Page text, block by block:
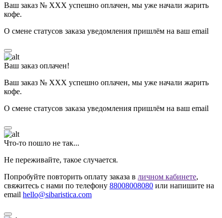
Ваш заказ № ХХХ успешно оплачен, мы уже начали жарить
кофе.
О смене статусов заказа уведомления пришлём на ваш email
Ваш заказ оплачен!
Ваш заказ № ХХХ успешно оплачен, мы уже начали жарить
кофе.
О смене статусов заказа уведомления пришлём на ваш email
Что-то пошло не так...
Не переживайте, такое случается.
Попробуйте повторить оплату заказа в личном кабинете,
свяжитесь с нами по телефону 88008008080 или напишите на
email hello@sibaristica.com